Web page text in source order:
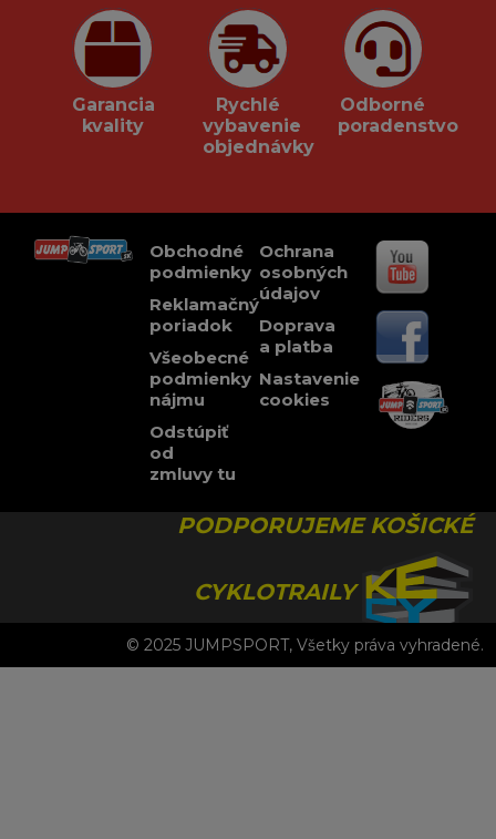
Garancia
kvality
Rychlé
vybavenie
objednávky
Odborné
poradenstvo
Obchodné
podmienky
Reklamačný
poriadok
Všeobecné
podmienky
nájmu
Odstúpiť
od
zmluvy tu
Ochrana
osobných
údajov
Doprava
a platba
Nastavenie
cookies
PODPORUJEME KOŠICKÉ
CYKLOTRAILY
© 2025 JUMPSPORT, Všetky práva vyhradené.